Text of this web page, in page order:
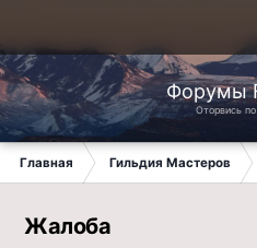
Форумы
Оторвись
Главная Гильдия Мастеров
Жалоба